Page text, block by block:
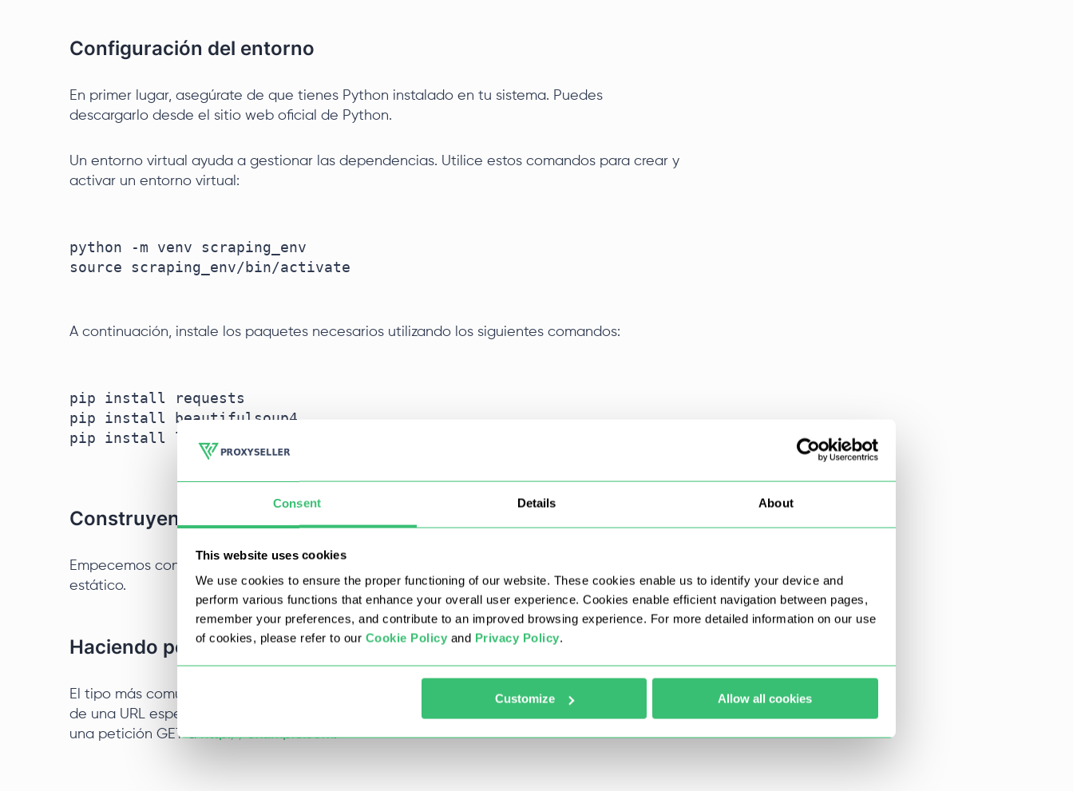
Consent Details About
This website uses cookies
We use cookies to ensure the proper functioning of our website. These cookies enable us to identify your device and
perform various functions that enhance your overall user experience. Cookies enable efficient navigation between pages,
remember your preferences, and contribute to an improved browsing experience. For more detailed information on our use
of cookies, please refer to our Cookie Policy and Privacy Policy.
Customize Allow all cookies
Configuración del entorno
En primer lugar, asegúrate de que tienes Python instalado en tu sistema. Puedes
descargarlo desde el sitio web oficial de Python.
Un entorno virtual ayuda a gestionar las dependencias. Utilice estos comandos para crear y
activar un entorno virtual:
python -m venv scraping_env
source scraping_env/bin/activate
A continuación, instale los paquetes necesarios utilizando los siguientes comandos:
pip install requests
pip install beautifulsoup4
pip install lxml
Construyendo web scraper con Beautiful Soup
Empecemos con un simple web scraper usando la petición para scrapear contenido HTML
estático.
Haciendo petición HTTP GET
El tipo más común de solicitud HTTP es la solicitud GET, que se utiliza para recuperar datos
de una URL especificada. A continuación se muestra un ejemplo básico de cómo realizar
una petición GET ahttp://example.com.